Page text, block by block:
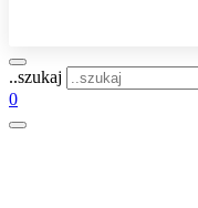
..szukaj
0